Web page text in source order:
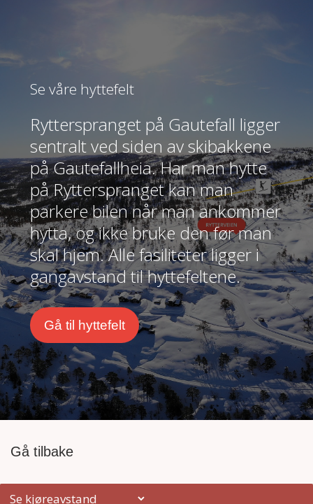
Se våre hyttefelt
Rytterspranget på Gautefall ligger
sentralt ved siden av skibakkene
på Gautefallheia. Har man hytte
på Rytterspranget kan man
parkere bilen når man ankommer
hytta, og ikke bruke den før man
skal hjem. Alle fasiliteter ligger i
gangavstand til hyttefeltene.
Gå til hyttefelt
Gå tilbake